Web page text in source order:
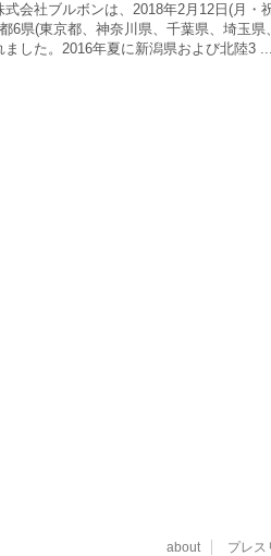
式会社ブルボンは、2018年2月12日(月・
6県(東京都、神奈川県、千葉県、埼玉
ました。2016年夏に新潟県および北陸3 ...
about プレス